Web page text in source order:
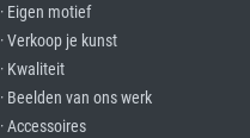
· Eigen motief
· Verkoop je kunst
· Kwaliteit
· Beelden van ons werk
· Accessoires